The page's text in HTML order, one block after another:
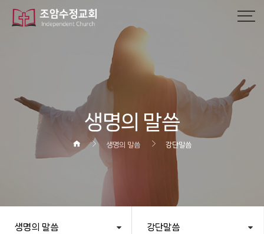
생명의 말씀
생명의 말씀 강단말씀
생명의 말씀 강단말씀